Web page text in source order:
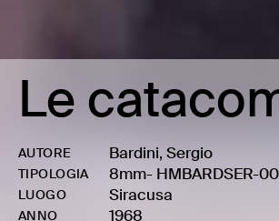
Le
AUTORE Bardini, Sergio
TIPOLOGIA 8mm- HMBARDSER-
LUOGO Siracusa
ANNO 1968